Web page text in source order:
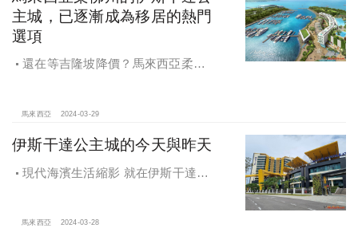
主城，已逐漸成為移居的熱門
選項
還在等吉隆坡降價？馬來西亞柔佛
斯干達公主城，亮點不是只有樂高主
馬來西亞 2024-03-29
伊斯干達公主城的今天與昨天
現代海濱生活縮影 就在伊斯干達公
馬來西亞 2024-03-28